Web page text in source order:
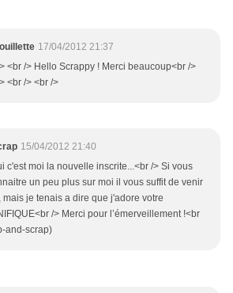
17/04/2012 21:37
<br /> Hello Scrappy ! Merci beaucoup<br />
<br /> <br />
15/04/2012 21:40
c'est moi la nouvelle inscrite...<br /> Si vous
un peu plus sur moi il vous suffit de venir
mais je tenais a dire que j'adore votre
/> Merci pour l’émerveillement !<br
and-scrap)